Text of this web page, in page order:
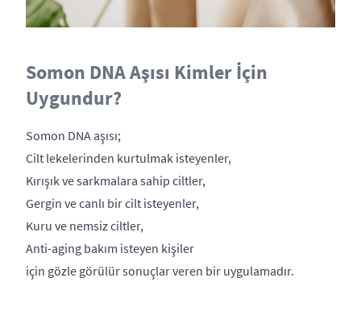
Somon DNA Aşısı Kimler İçin
Uygundur?
Somon DNA aşısı;
Cilt lekelerinden kurtulmak isteyenler,
Kırışık ve sarkmalara sahip ciltler,
Gergin ve canlı bir cilt isteyenler,
Kuru ve nemsiz ciltler,
Anti-aging bakım isteyen kişiler
için gözle görülür sonuçlar veren bir uygulamadır.